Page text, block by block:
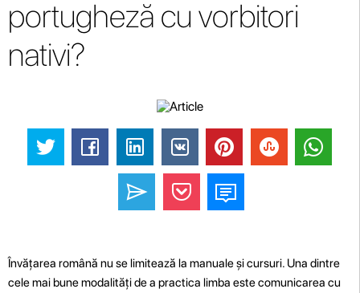
portugheză cu vorbitori
nativi?
Învățarea română nu se limitează la manuale și cursuri. Una dintre
cele mai bune modalități de a practica limba este comunicarea cu